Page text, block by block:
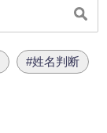
#姓名判断